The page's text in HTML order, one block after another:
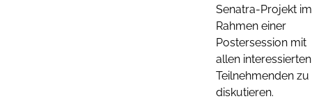
Senatra-Projekt im
Rahmen einer
Postersession mit
allen interessierten
Teilnehmenden zu
diskutieren.